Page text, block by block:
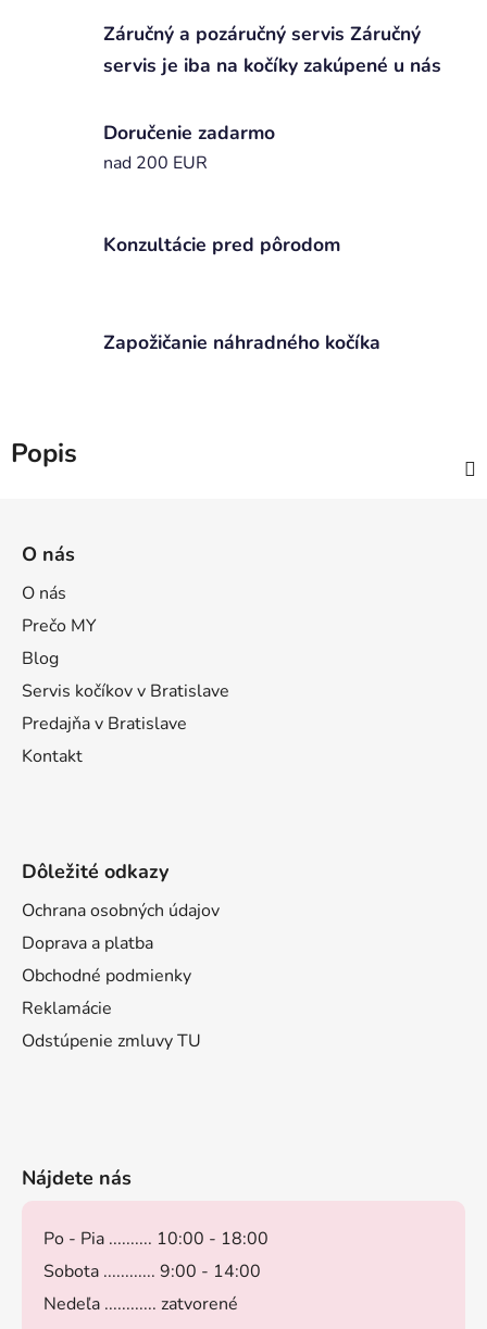
Záručný a pozáručný servis Záručný
servis je iba na kočíky zakúpené u nás
Doručenie zadarmo
nad 200 EUR
Konzultácie pred pôrodom
Zapožičanie náhradného kočíka
Popis
O nás
O nás
Prečo MY
Blog
Servis kočíkov v Bratislave
Predajňa v Bratislave
Kontakt
Dôležité odkazy
Ochrana osobných údajov
Doprava a platba
Obchodné podmienky
Reklamácie
Odstúpenie zmluvy TU
Nájdete nás
Po - Pia .......... 10:00 - 18:00
Sobota ............ 9:00 - 14:00
Nedeľa ............ zatvorené